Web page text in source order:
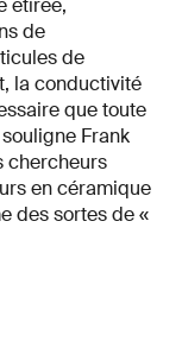
étirée,
de
de
la conductivité
que toute
Frank
chercheurs
en céramique
des sortes de «